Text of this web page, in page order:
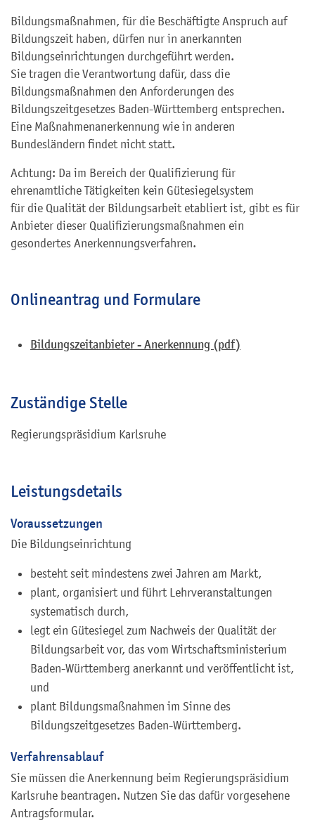
Bildungsmaßnahmen, für die Beschäftigte Anspruch auf
Bildungszeit haben, dürfen nur in anerkannten
Bildungseinrichtungen durchgeführt werden.
Sie tragen die Verantwortung dafür, dass die
Bildungsmaßnahmen den Anforderungen des
Bildungszeitgesetzes Baden-Württemberg entsprechen.
Eine Maßnahmenanerkennung wie in anderen
Bundesländern findet nicht statt.
Achtung: Da im Bereich der Qualifizierung für
ehrenamtliche Tätigkeiten kein Gütesiegelsystem
für die Qualität der Bildungsarbeit etabliert ist, gibt es für
Anbieter dieser Qualifizierungsmaßnahmen ein
gesondertes Anerkennungsverfahren.
Onlineantrag und Formulare
Bildungszeitanbieter - Anerkennung (pdf)
Zuständige Stelle
Regierungspräsidium Karlsruhe
Leistungsdetails
Voraussetzungen
Die Bildungseinrichtung
besteht seit mindestens zwei Jahren am Markt,
plant, organisiert und führt Lehrveranstaltungen
systematisch durch,
legt ein Gütesiegel zum Nachweis der Qualität der
Bildungsarbeit vor, das vom Wirtschaftsministerium
Baden-Württemberg anerkannt und veröffentlicht ist,
und
plant Bildungsmaßnahmen im Sinne des
Bildungszeitgesetzes Baden-Württemberg.
Verfahrensablauf
Sie müssen die Anerkennung beim Regierungspräsidium
Karlsruhe beantragen. Nutzen Sie das dafür vorgesehene
Antragsformular.